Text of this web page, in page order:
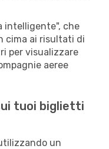
intelligente", che
cima ai risultati di
per visualizzare
aeree
tuoi biglietti
un